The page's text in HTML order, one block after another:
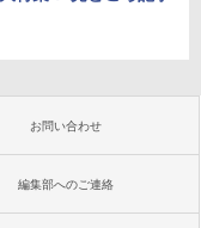
お問い合わせ
編集部へのご連絡